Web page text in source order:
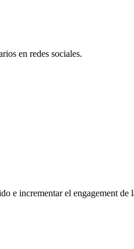
en redes sociales.
e incrementar el engagement de